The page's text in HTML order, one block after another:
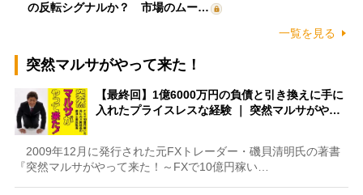
の反転シグナルか？ 市場のムー…
一覧を見る
突然マルサがやって来た！
【最終回】1億6000万円の負債と引き換えに手に
入れたプライスレスな経験 ｜ 突然マルサがや…
2009年12月に発行された元FXトレーダー・磯貝清明氏の著書
『突然マルサがやって来た！～FXで10億円稼い…